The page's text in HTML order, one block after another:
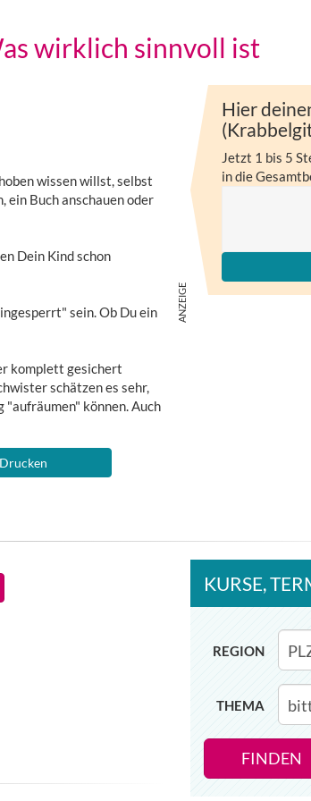
wirklich sinnvoll ist
wissen willst, selbst
ein Buch anschauen oder
Dein Kind schon
sein. Ob Du ein
komplett gesichert
schätzen es sehr,
können. Auch
Hier
Jetzt 1 bis 5
in die
KURSE,
REGION
THEMA
FINDEN